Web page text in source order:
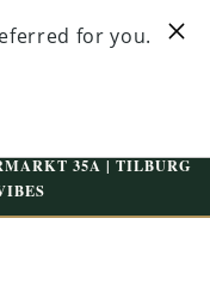
EN TILBURG
GRATUITO
35A | TILBURG